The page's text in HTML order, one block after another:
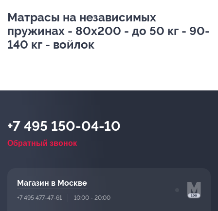
Матрасы на независимых
пружинах - 80х200 - до 50 кг - 90-
140 кг - войлок
+7 495 150-04-10
Обратный звонок
Магазин в Москве
+7 495 477-47-61 10:00 - 20:00